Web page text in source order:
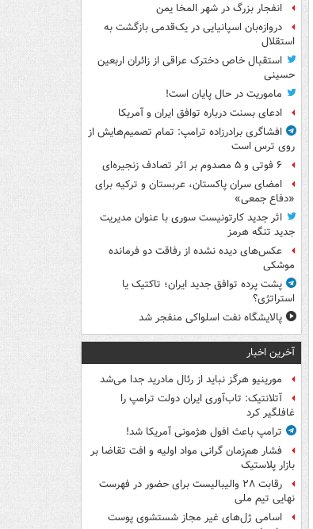
انفجار بزرگ در شهر المخا یمن
دروازه‌بان اسپانیایی در یک‌قدمی بازگشت به
استقلال
استقبال خاص دخترک عراقی از زائران اربعین
حسینی
ماموریت در حال پایان است!
ادعای بسنت درباره توافق ایران و آمریکا
افشاگری برادرزاده ترامپ: تمام تصمیم‌هایش از
روی ترس است
۶ فوتی و ۵ مصدوم بر اثر تصادف زنجیره‌ای
امضای سران پاکستان، عربستان و ترکیه برای
«دفاع جمعی»
اثر جدید کارتونیست سوری با عنوان مدیریت
جدید تنگه هرمز
عکس‌های دیده نشده از رفاقت دو فرمانده‌
موشکی
پشت پرده توافق جدید ایران؛ تاکتیک یا
استراتژی؟
پالایشگاه نفت اسلواکی منفجر شد
آخرین اخبار
مورینیو هرگز نباید از رئال مادرید جدا می‌شد
آتلانتیک: تاب‌آوری ایران دولت ترامپ را
غافلگیر کرد
ترامپ باعث افول هژمونی آمریکا شد!
فشار هم‌زمان گرانی مواد اولیه و افت تقاضا بر
بازار پلاستیک
رقابت ۲۸ والیبالیست برای حضور در فهرست
نهایی تیم ملی
اسامی ژل‌های غیر مجاز شستشوی پوست